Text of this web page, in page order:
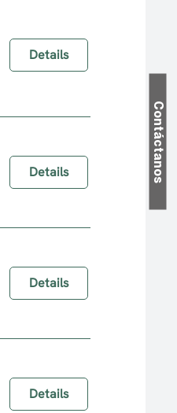
Contáctanos
Details
Details
Details
Details